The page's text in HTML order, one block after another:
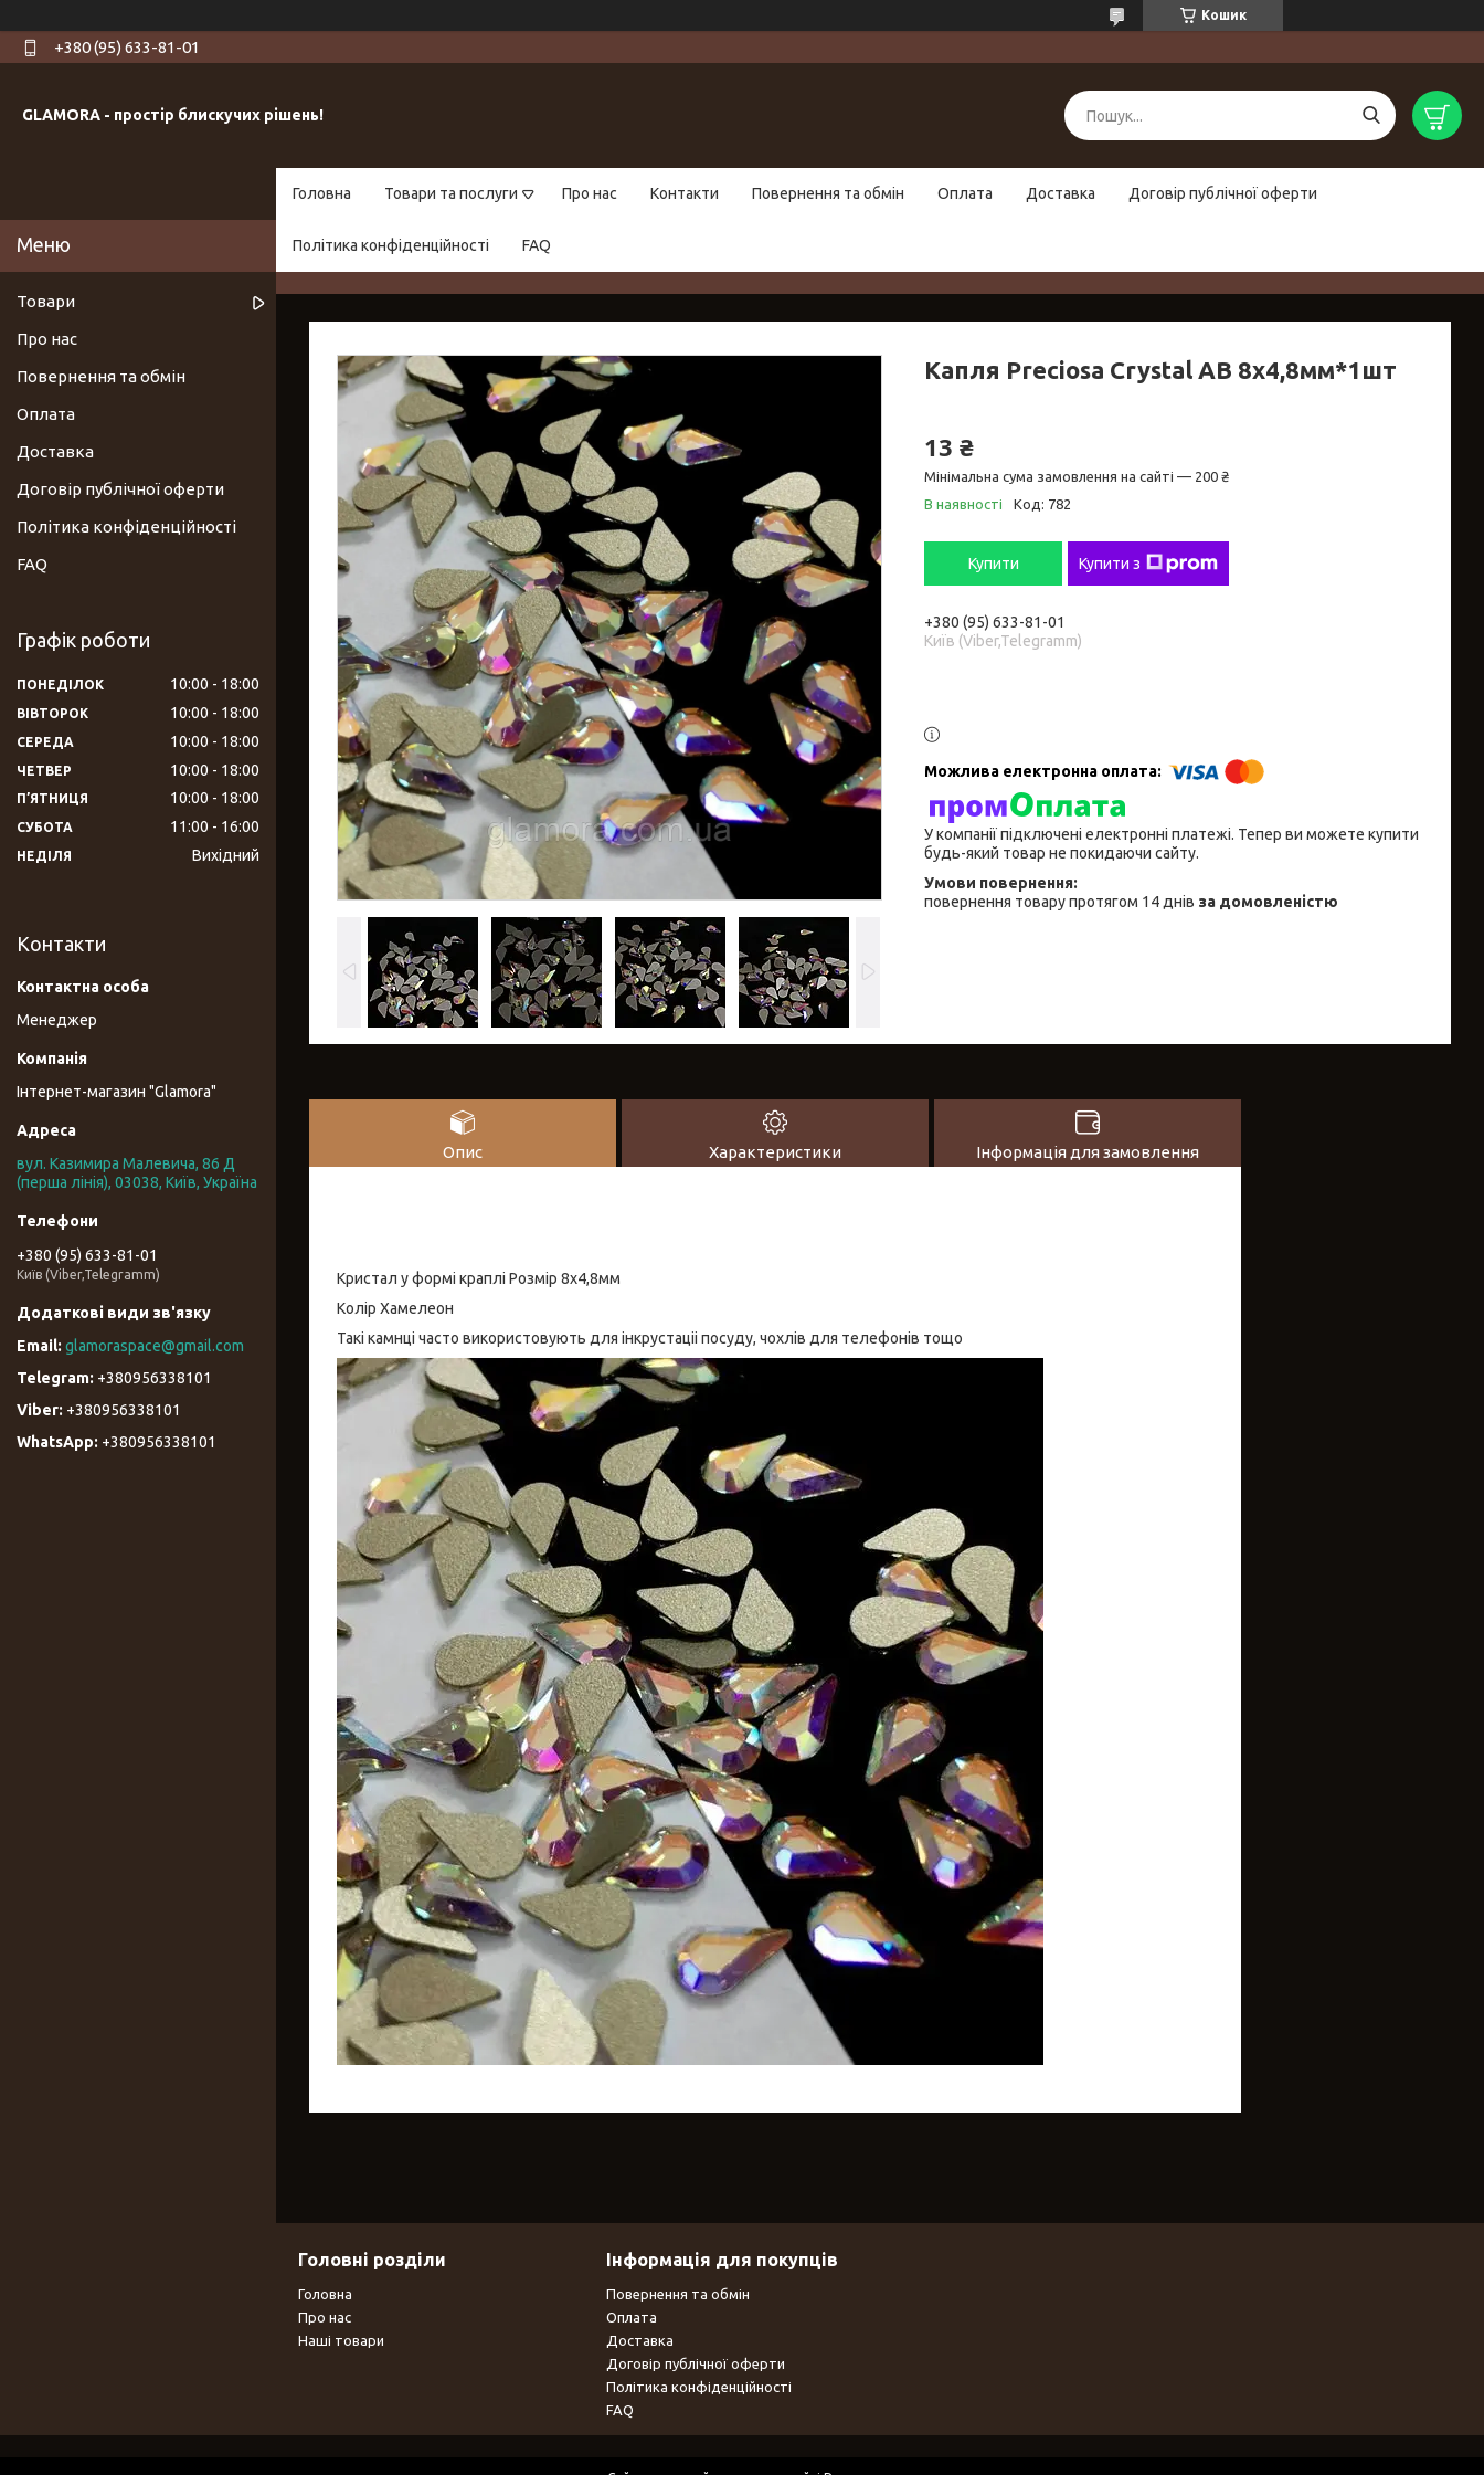
Кошик
+380 (95) 633-81-01
GLAMORA - простір блискучих рішень!
Головна Товари та послуги Про нас Контакти Повернення та обмін Оплата Доставка Договір публічної оферти
Політика конфіденційності FAQ
Капля Preciosa Crystal AB 8х4,8мм*1шт
13 ₴
Мінімальна сума замовлення на сайті — 200 ₴
В наявності
Код: 782
Купити Купити з
+380 (95) 633-81-01
Київ (Viber,Telegramm)
У компанії підключені електронні платежі. Тепер ви можете купити
будь-який товар не покидаючи сайту.
повернення товару протягом 14 днів за домовленістю
Опис Характеристики Інформація для замовлення
Кристал у формі краплі Розмір 8х4,8мм
Колір Хамелеон
Такі камнці часто використовують для інкрустаціі посуду, чохлів для телефонів тощо
Товари
Про нас
Повернення та обмін
Оплата
Доставка
Договір публічної оферти
Політика конфіденційності
FAQ
Графік роботи
ПОНЕДІЛОК 10:00 18:00
ВІВТОРОК 10:00 18:00
СЕРЕДА 10:00 18:00
ЧЕТВЕР 10:00 18:00
ПʼЯТНИЦЯ 10:00 18:00
СУБОТА 11:00 16:00
НЕДІЛЯ Вихідний
Контакти
Менеджер
Інтернет-магазин "Glamora"
вул. Казимира Малевича, 86 Д
(перша лінія), 03038, Київ, Україна
+380 (95) 633-81-01
Київ (Viber,Telegramm)
glamoraspace@gmail.com
+380956338101
+380956338101
+380956338101
Головні розділи
Головна
Про нас
Наші товари
Інформація для покупців
Повернення та обмін
Оплата
Доставка
Договір публічної оферти
Політика конфіденційності
FAQ